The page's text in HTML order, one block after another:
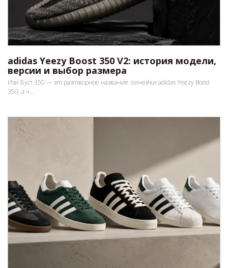
adidas Yeezy Boost 350 V2: история модели,
версии и выбор размера
Изи Буст 350 — это разговорное название линейки adidas Yeezy Boost
350, а ч...